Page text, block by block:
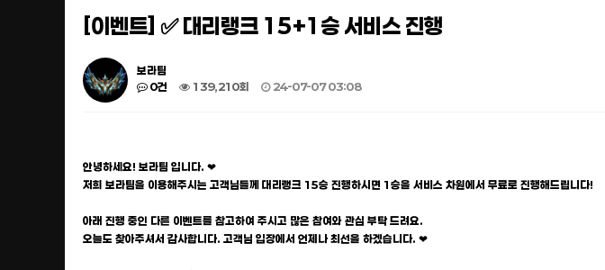
[이벤트] ✅ 대리랭크 15+1승 서비스 진행
보라팀
0건
139,210회 24-07-07 03:08
안녕하세요! 보라팀 입니다. ❤
저희 보라팀을 이용해주시는 고객님들께 대리랭크 15승 진행하시면 1승을 서비스 차원에서 무료로 진행해드립니다!
아래 진행 중인 다른 이벤트를 참고하여 주시고 많은 참여와 관심 부탁 드려요.
오늘도 찾아주셔서 감사합니다. 고객님 입장에서 언제나 최선을 하겠습니다. ❤